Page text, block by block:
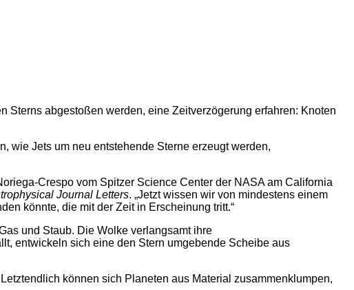
Sterns abgestoßen werden, eine Zeitverzögerung erfahren: Knoten
wie Jets um neu entstehende Sterne erzeugt werden,
Crespo vom Spitzer Science Center der NASA am California
Journal Letters. „Jetzt wissen wir von mindestens einem
könnte, die mit der Zeit in Erscheinung tritt.“
und Staub. Die Wolke verlangsamt ihre
entwickeln sich eine den Stern umgebende Scheibe aus
können sich Planeten aus Material zusammenklumpen,